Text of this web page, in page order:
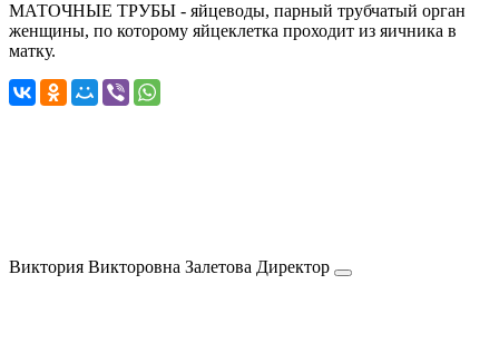
МАТОЧНЫЕ ТРУБЫ - яйцеводы, парный трубчатый орган
женщины, по которому яйцеклетка проходит из яичника в
матку.
Виктория Викторовна Залетова Директор